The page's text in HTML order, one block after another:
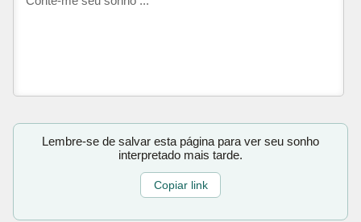
Lembre-se de salvar esta página para ver seu sonho
interpretado mais tarde.
Copiar link